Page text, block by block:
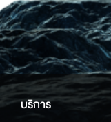
บริการ